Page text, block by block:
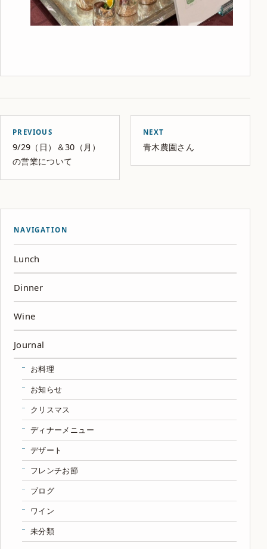
PREVIOUS
9/29（日）＆30（月）
の営業について
NEXT
青木農園さん
NAVIGATION
Lunch
Dinner
Wine
Journal
お料理
お知らせ
クリスマス
ディナーメニュー
デザート
フレンチお節
ブログ
ワイン
未分類